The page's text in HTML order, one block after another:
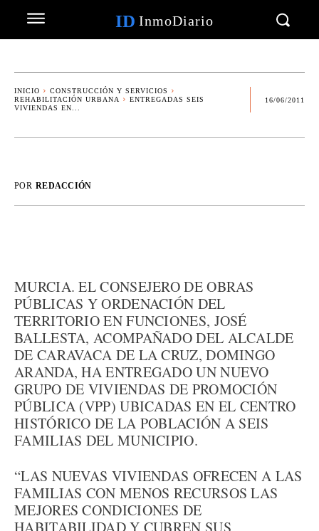
ID InmoDiario
INICIO
CONSTRUCCIÓN Y SERVICIOS
REHABILITACIÓN URBANA
ENTREGADAS SEIS
VIVIENDAS EN...
16/06/2011
POR REDACCIÓN
MURCIA. EL CONSEJERO DE OBRAS
PÚBLICAS Y ORDENACIÓN DEL
TERRITORIO EN FUNCIONES, JOSÉ
BALLESTA, ACOMPAÑADO DEL ALCALDE
DE CARAVACA DE LA CRUZ, DOMINGO
ARANDA, HA ENTREGADO UN NUEVO
GRUPO DE VIVIENDAS DE PROMOCIÓN
PÚBLICA (VPP) UBICADAS EN EL CENTRO
HISTÓRICO DE LA POBLACIÓN A SEIS
FAMILIAS DEL MUNICIPIO.
“LAS NUEVAS VIVIENDAS OFRECEN A LAS
FAMILIAS CON MENOS RECURSOS LAS
MEJORES CONDICIONES DE
HABITABILIDAD Y CUBREN SUS